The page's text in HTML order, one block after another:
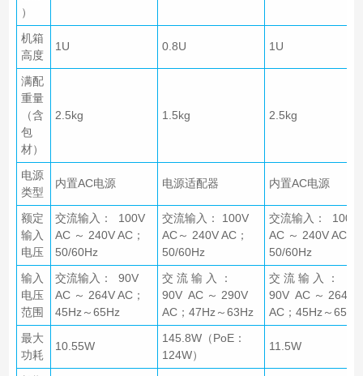
）
机箱
高度
1U 0.8U 1U
满配
重量
（含
包
材）
2.5kg 1.5kg 2.5kg
电源
类型
内置AC电源 电源适配器 内置AC电源
额定
输入
电压
交流输入： 100V
AC ～ 240V AC；
50/60Hz
交流输入： 100V
AC～ 240V AC；
50/60Hz
交流输入：
AC ～ 240V AC；
50/60Hz
输入
电压
范围
交流输入： 90V
AC ～ 264V AC；
45Hz～65Hz
交 流 输 入 ：
90V AC ～ 290V
AC；47Hz～63Hz
交 流 输 入 ：
90V AC ～ 264V
AC；45Hz～65Hz
最大
功耗
10.55W
145.8W（PoE：
124W）
11.5W